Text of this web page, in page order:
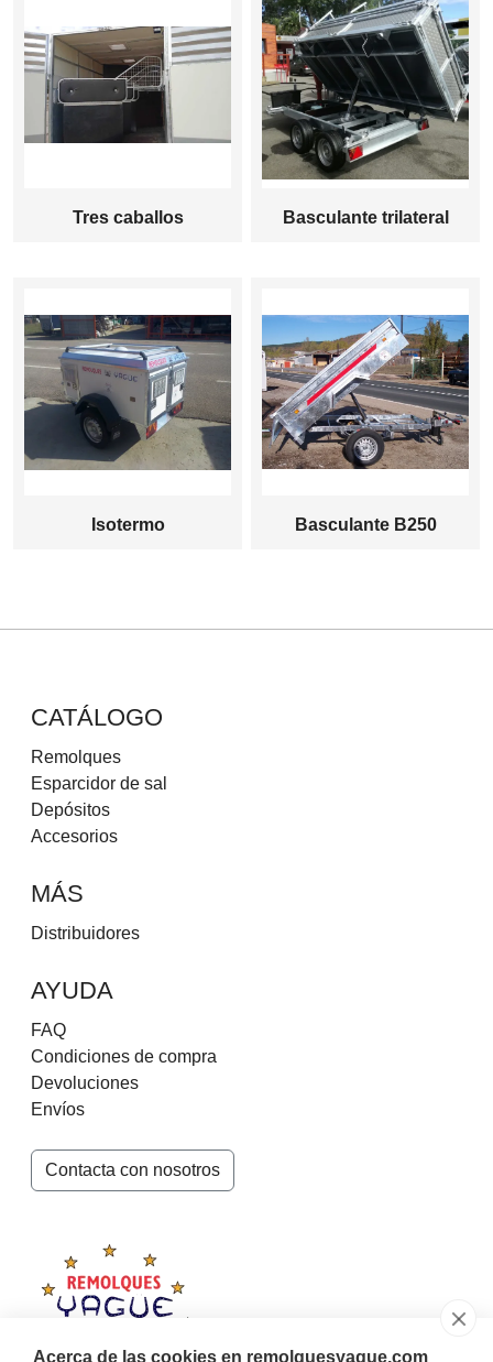
Acerca de las cookies en remolquesyague.com
Tres caballos Basculante trilateral
Isotermo Basculante B250
CATÁLOGO
Remolques
Esparcidor de sal
Depósitos
Accesorios
MÁS
Distribuidores
AYUDA
FAQ
Condiciones de compra
Devoluciones
Envíos
Contacta con nosotros